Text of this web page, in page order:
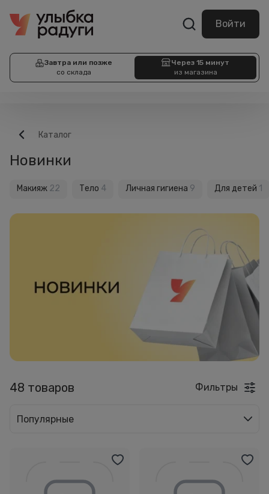
Войти
Завтра или позже
со склада
Через 15 минут
из магазина
Каталог
Новинки
Макияж 22 Тело 4 Личная гигиена 9 Для детей 1
48 товаров Фильтры
Популярные